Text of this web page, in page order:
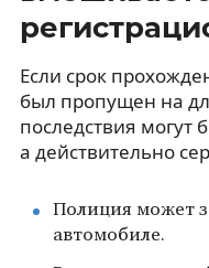
Если срок
был пропущен на
последствия
а действительно
Полиция может
автомобиле.